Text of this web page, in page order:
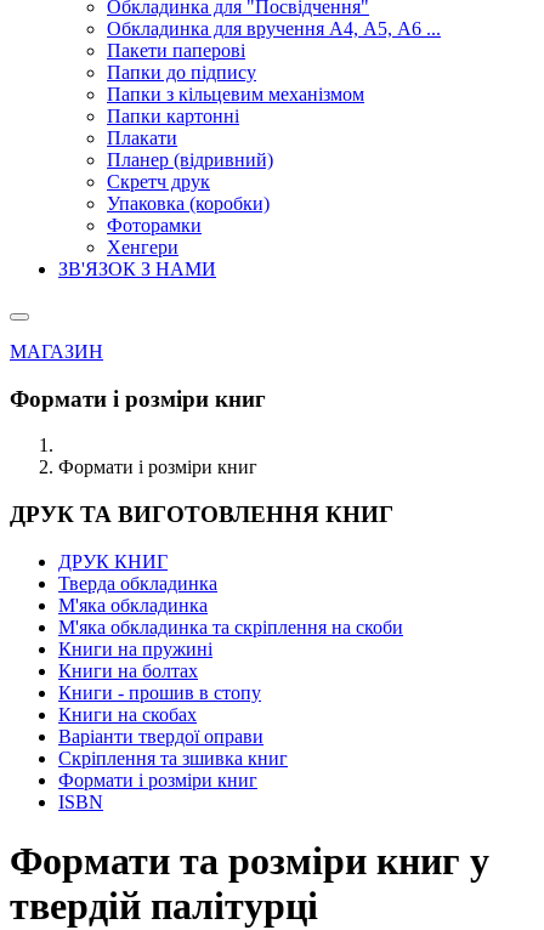
Обкладинка для "Посвідчення"
Обкладинка для вручення А4, А5, А6 ...
Пакети паперові
Папки до підпису
Папки з кільцевим механізмом
Папки картонні
Плакати
Планер (відривний)
Скретч друк
Упаковка (коробки)
Фоторамки
Хенгери
ЗВ'ЯЗОК З НАМИ
МАГАЗИН
Формати і розміри книг
Формати і розміри книг
ДРУК ТА ВИГОТОВЛЕННЯ КНИГ
ДРУК КНИГ
Тверда обкладинка
М'яка обкладинка
М'яка обкладинка та скріплення на скоби
Книги на пружині
Книги на болтах
Книги - прошив в стопу
Книги на скобах
Варіанти твердої оправи
Скріплення та зшивка книг
Формати і розміри книг
ISBN
Формати та розміри книг у
твердій палітурці